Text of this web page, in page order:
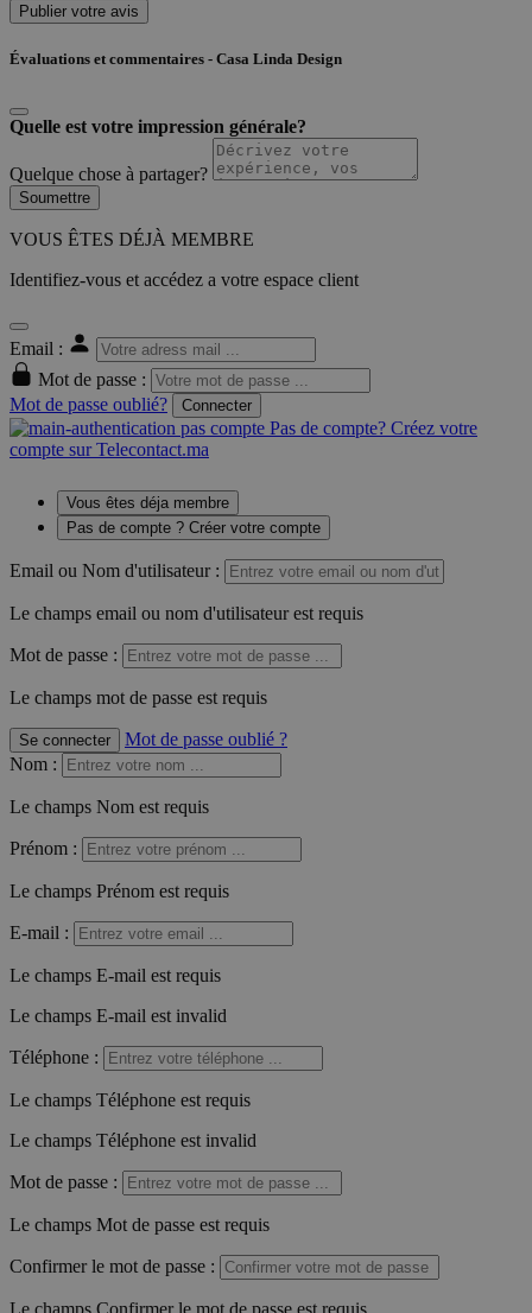
Publier votre avis
Évaluations et commentaires - Casa Linda Design
Quelle est votre impression générale?
Quelque chose à partager?
Soumettre
VOUS ÊTES DÉJÀ MEMBRE
Identifiez-vous et accédez a votre espace client
Email :
Mot de passe :
Mot de passe oublié?
Connecter
Pas de compte? Créez votre
compte sur Telecontact.ma
Vous êtes déja membre
Pas de compte ? Créer votre compte
Email ou Nom d'utilisateur :
Le champs email ou nom d'utilisateur est requis
Mot de passe :
Le champs mot de passe est requis
Se connecter
Mot de passe oublié ?
Nom :
Le champs Nom est requis
Prénom :
Le champs Prénom est requis
E-mail :
Le champs E-mail est requis
Le champs E-mail est invalid
Téléphone :
Le champs Téléphone est requis
Le champs Téléphone est invalid
Mot de passe :
Le champs Mot de passe est requis
Confirmer le mot de passe :